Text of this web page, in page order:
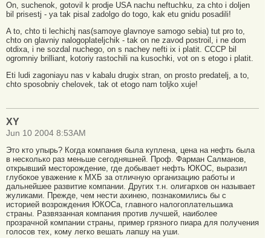
On, suchenok, gotovil k prodje USA nachu neftuchku, za chto i doljen
bil prisestj - ya tak pisal zadolgo do togo, kak etu gnidu posadili!
A to, chto ti lechichj nas(samoye glavnoye samogo sebia) tut pro to,
chto on glavniy nalogoplateljchik - tak on ne zavod postroil, i ne dom
otdixa, i ne sozdal nuchego, on s nachey nefti ix i platit. CCCP bil
ogromniy brilliant, kotoriy rastochili na kusochki, vot on s etogo i platit.
Eti ludi zagoniayu nas v kabalu drugix stran, on prosto predatelj, a to,
chto sposobniy chelovek, tak ot etogo nam toljko xuje!
XY
Jun 10 2004 8:53AM
Это кто упырь? Когда компания была куплена, цена на нефть была
в несколько раз меньше сегодняшней. Проф. Фарман Салманов,
открывший месторождение, где добывает нефть ЮКОС, выразил
глубокое уважение к МХБ за отличную организацию работы и
дальнейшее развитие компании. Других т.н. олигархов он называет
жуликами. Прежде, чем нести ахинею, познакомились бы с
историей возрождения ЮКОСа, главного налогоплательшика
страны. Развязанная компания против лучшей, наиболее
прозрачной компании страны, пример грязного пиара для получения
голосов тех, кому легко вешать лапшу на уши.